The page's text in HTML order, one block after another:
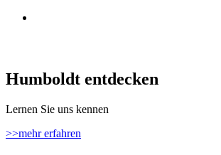
Humboldt entdecken
Lernen Sie uns kennen
>>mehr erfahren